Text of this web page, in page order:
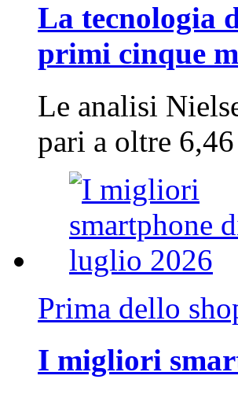
La tecnologia
primi cinque
Le analisi
pari a oltre
Prima dello
I migliori